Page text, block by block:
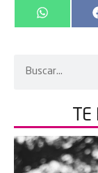
WhatsApp
TE